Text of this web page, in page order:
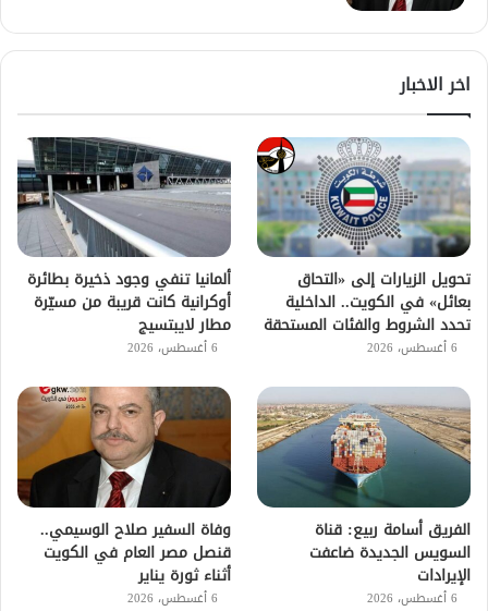
اخر الاخبار
تحويل الزيارات إلى «التحاق
بعائل» في الكويت.. الداخلية
تحدد الشروط والفئات المستحقة
6 أغسطس، 2026
ألمانيا تنفي وجود ذخيرة بطائرة
أوكرانية كانت قريبة من مسيّرة
مطار لايبتسيج
6 أغسطس، 2026
الفريق أسامة ربيع: قناة
السويس الجديدة ضاعفت
الإيرادات
6 أغسطس، 2026
وفاة السفير صلاح الوسيمي..
قنصل مصر العام في الكويت
أثناء ثورة يناير
6 أغسطس، 2026